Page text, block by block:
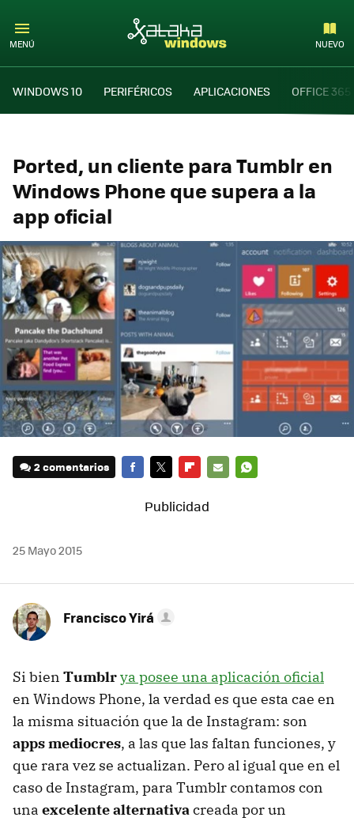
MENÚ NUEVO
WINDOWS 10 PERIFÉRICOS APLICACIONES OFFICE 365
Ported, un cliente para Tumblr en
Windows Phone que supera a la
app oficial
2 comentarios
MAIL
25 Mayo 2015
Francisco Yirá
Si bien Tumblrya posee una aplicación oficial
en Windows Phone, la verdad es que esta cae en
la misma situación que la de Instagram: son
apps mediocres, a las que las faltan funciones, y
que rara vez se actualizan. Pero al igual que en el
caso de Instagram, para Tumblr contamos con
una excelente alternativacreada por un